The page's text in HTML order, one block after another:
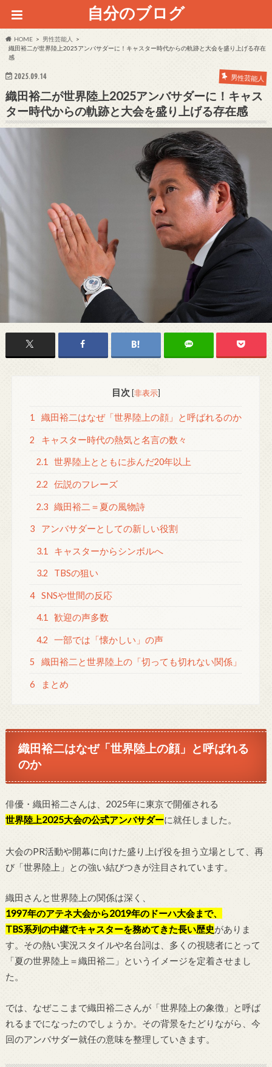
自分のブログ
HOME
男性芸能人
織田裕二が世界陸上2025アンバサダーに！キャスター時代からの軌跡と大会を盛り上げる存在
感
2025.09.14 男性芸能人
織田裕二が世界陸上2025アンバサダーに！キャス
ター時代からの軌跡と大会を盛り上げる存在感
目次 [非表示]
1 織田裕二はなぜ「世界陸上の顔」と呼ばれるのか
2 キャスター時代の熱気と名言の数々
2.1 世界陸上とともに歩んだ20年以上
2.2 伝説のフレーズ
2.3 織田裕二＝夏の風物詩
3 アンバサダーとしての新しい役割
3.1 キャスターからシンボルへ
3.2 TBSの狙い
4 SNSや世間の反応
4.1 歓迎の声多数
4.2 一部では「懐かしい」の声
5 織田裕二と世界陸上の「切っても切れない関係」
6 まとめ
織田裕二はなぜ「世界陸上の顔」と呼ばれる
のか
俳優・織田裕二さんは、2025年に東京で開催される
世界陸上2025大会の公式アンバサダーに就任しました。
大会のPR活動や開幕に向けた盛り上げ役を担う立場として、再
び「世界陸上」との強い結びつきが注目されています。
織田さんと世界陸上の関係は深く、
1997年のアテネ大会から2019年のドーハ大会まで、
TBS系列の中継でキャスターを務めてきた長い歴史がありま
す。その熱い実況スタイルや名台詞は、多くの視聴者にとって
「夏の世界陸上＝織田裕二」というイメージを定着させまし
た。
では、なぜここまで織田裕二さんが「世界陸上の象徴」と呼ば
れるまでになったのでしょうか。その背景をたどりながら、今
回のアンバサダー就任の意味を整理していきます。